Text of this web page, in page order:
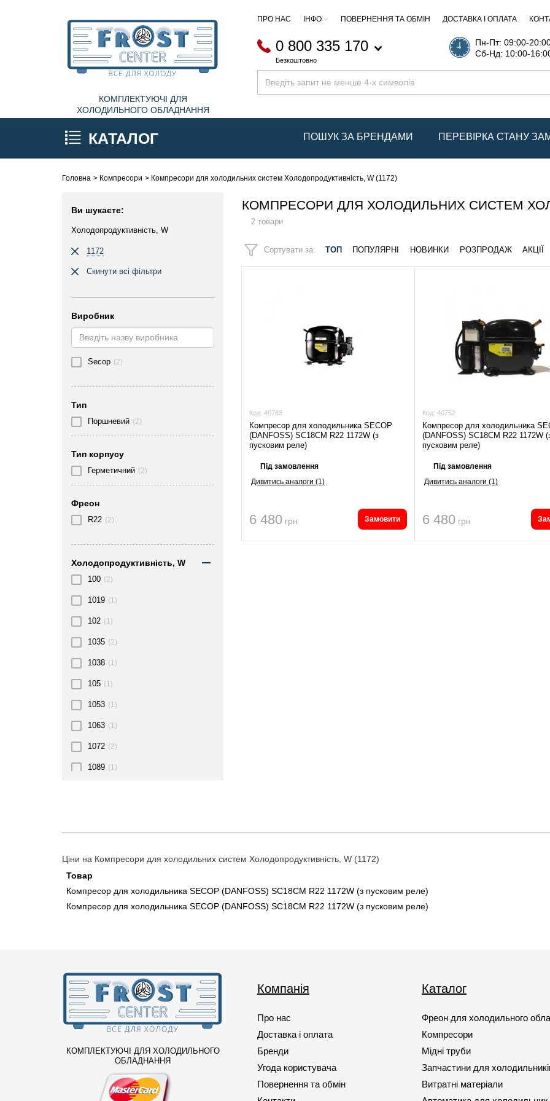
КОМПЛЕКТУЮЧІ ДЛЯ
ХОЛОДИЛЬНОГО ОБЛАДНАННЯ
ПРО НАС ІНФО ПОВЕРНЕННЯ ТА ОБМІН ДОСТАВКА І ОПЛАТА
0 800 335 170
Безкоштовно
Пн-Пт: 09:00-
Сб-Нд: 10:00-
КАТАЛОГ ПОШУК ЗА БРЕНДАМИ ПЕРЕВІРКА СТАНУ
Головна Компресори Компресори для холодильних систем Холодопродуктивність, W (1172)
Ви шукаєте:
Холодопродуктивність, W
1172
Скинути всі фільтри
Виробник
Secop (2)
Тип
Поршневий (2)
Тип корпусу
Герметичний (2)
Фреон
R22 (2)
Холодопродуктивність, W
100 (2)
1019 (1)
102 (1)
1035 (2)
1038 (1)
105 (1)
1053 (1)
1063 (1)
1072 (2)
1089 (1)
113 (1)
115 (2)
1172 (2)
118 (1)
119 (1)
(2)
(1)
КОМПРЕСОРИ ДЛЯ ХОЛОДИЛЬНИХ СИСТЕМ
2 товари
Сортувати за: ТОП ПОПУЛЯРНІ НОВИНКИ РОЗПРОДАЖ АКЦІЇ
Код: 40783
Компресор для холодильника SECOP
(DANFOSS) SC18CM R22 1172W (з
пусковим реле)
Під замовлення
Дивитись аналоги (1)
6 480 грн Замовити
Код: 40752
Компресор для холодильника
(DANFOSS) SC18CM R22 1172W
пусковим реле)
Під замовлення
Дивитись аналоги (1)
6 480 грн
Ціни на Компресори для холодильних систем Холодопродуктивність, W (1172)
Товар
Компресор для холодильника SECOP (DANFOSS) SC18CM R22 1172W (з пусковим реле)
Компресор для холодильника SECOP (DANFOSS) SC18CM R22 1172W (з пусковим реле)
КОМПЛЕКТУЮЧІ ДЛЯ ХОЛОДИЛЬНОГО
ОБЛАДНАННЯ
Компанія
Про нас
Доставка і оплата
Бренди
Угода користувача
Повернення та обмін
Каталог
Фреон для холодильного
Компресори
Мідні труби
Запчастини для
Витратні матеріали